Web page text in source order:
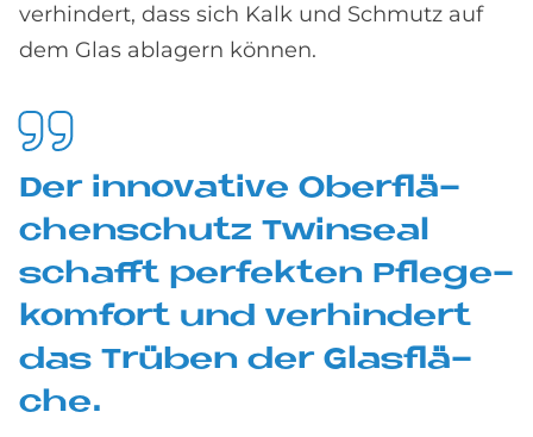
verhindert, dass sich Kalk und Schmutz auf
dem Glas ablagern können.
Der in­no­va­ti­ve Ober­flä­
chen­schu­tz Twin­se­al
schaf­ft per­fek­ten Pfle­ge­
kom­fort und ver­hin­dert
das Trü­ben der Glas­flä­
che.